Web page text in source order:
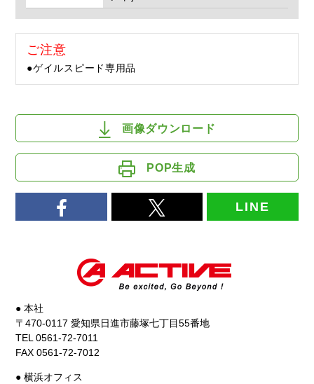
ご注意
●ゲイルスピード専用品
画像ダウンロード
POP生成
LINE
● 本社
〒470-0117 愛知県日進市藤塚七丁目55番地
TEL 0561-72-7011
FAX 0561-72-7012
● 横浜オフィス